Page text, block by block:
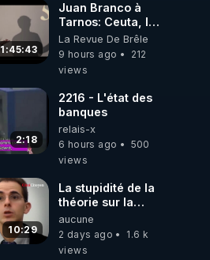
1:45:43
Juan Branco à
Tarnos: Ceuta, le
narcotrafic et le
pouvoir en France
La Revue De Brêle
9 hours ago
212
views
2:18
2216 - L'état des
banques
relais-x
6 hours ago
500
views
10:29
La stupidité de la
théorie sur la
responsabilité de
l’homme
concernant le
aucune
2 days ago
1.6 k
views